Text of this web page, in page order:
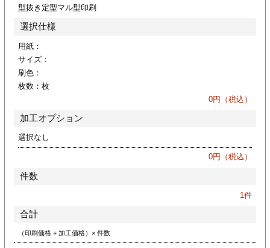
加工
リーブ
型抜き定型マル型印刷
選択仕様
用紙：
サイズ：
刷色：
枚数： 枚
0円（税込）
加工オプション
選択なし
0円（税込）
件数
1件
合計
（印刷価格 + 加工価格）× 件数